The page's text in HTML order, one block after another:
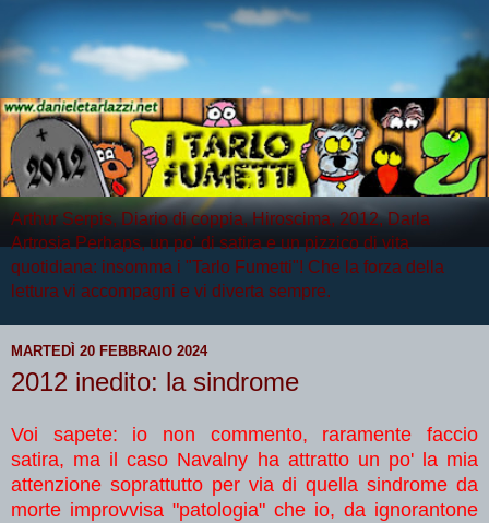
Arthur Serpis, Diario di coppia, Hiroscima, 2012, Darla
Artrosia Perhaps, un po' di satira e un pizzico di vita
quotidiana: insomma i "Tarlo Fumetti"! Che la forza della
lettura vi accompagni e vi diverta sempre.
MARTEDÌ 20 FEBBRAIO 2024
2012 inedito: la sindrome
Voi sapete: io non commento, raramente faccio
satira, ma il caso Navalny ha attratto un po' la mia
attenzione soprattutto per via di quella sindrome da
morte improvvisa "patologia" che io, da ignorantone